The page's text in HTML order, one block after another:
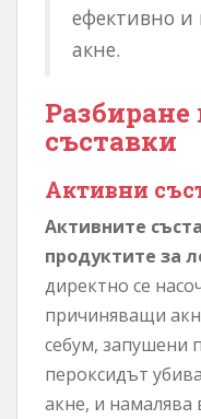
ефективно и
акне.
съставки
Активни
Активните
продуктите за
директно се
причиняващи
себум, запушени
пероксидът
акне, и намалява